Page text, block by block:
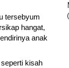
tersebyum
hangat,
anak
kisah